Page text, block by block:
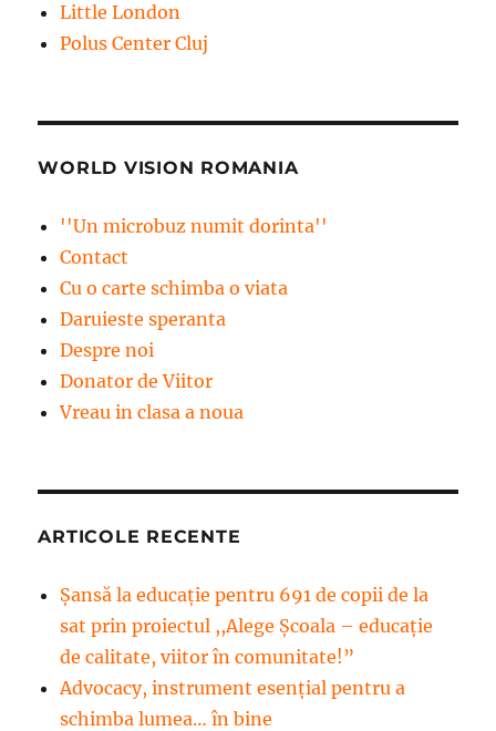
Little London
Polus Center Cluj
WORLD VISION ROMANIA
''Un microbuz numit dorinta''
Contact
Cu o carte schimba o viata
Daruieste speranta
Despre noi
Donator de Viitor
Vreau in clasa a noua
ARTICOLE RECENTE
Șansă la educație pentru 691 de copii de la
sat prin proiectul ,,Alege Școala – educație
de calitate, viitor în comunitate!”
Advocacy, instrument esenţial pentru a
schimba lumea… în bine